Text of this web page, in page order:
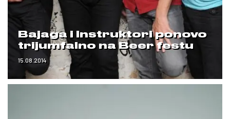
Bajaga i Instruktori ponovo
trijumfalno na Beer festu
15.08.2014